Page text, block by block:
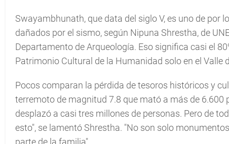
Swayambhunath, que data del siglo V, es uno de
dañados por el sismo, según Nipuna Shrestha, de
Departamento de Arqueología. Eso significa casi el
Patrimonio Cultural de la Humanidad solo en el Valle
Pocos comparan la pérdida de tesoros históricos y
terremoto de magnitud 7.8 que mató a más de 6.600
desplazó a casi tres millones de personas. Pero de
esto", se lamentó Shrestha. "No son solo
parte de la familia".